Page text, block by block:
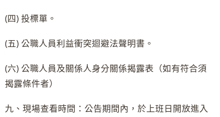
(四) 投標單。
(五) 公職人員利益衝突迴避法聲明書。
(六) 公職人員及關係人身分關係揭露表（如有符合須
揭露條件者）
九、現場查看時間：公告期間內，於上班日開放進入